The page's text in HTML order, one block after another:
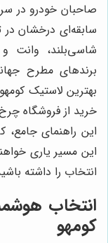
صاحبان خودرو در
سابقه‌ای درخشان در
شاسی‌بلند، وانت
برندهای مطرح
بهترین لاستیک
خرید از فروشگاه
این راهنمای
این مسیر یاری
انتخاب را داشته
انتخاب
کومهو